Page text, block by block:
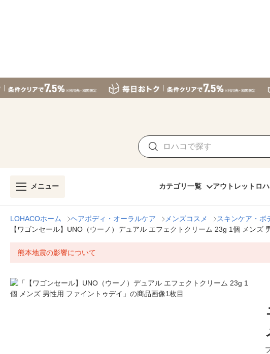
メニュー カテゴリ一覧 アウトレット ロ
LOHACOホーム ヘアボディ・オーラルケア メンズコスメ スキンケア・ボ
【ワゴンセール】UNO（ウーノ）デュアル エフェクトクリーム 23g 1個 メンズ
熊本地震の影響について